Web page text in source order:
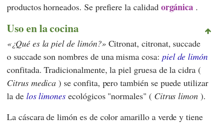
productos horneados. Se prefiere la calidad orgánica .
Uso en la cocina
¿Qué es la piel de limón? Citronat, citronat, succade
o succade son nombres de una misma cosa: piel de limón
confitada. Tradicionalmente, la piel gruesa de la cidra (
Citrus medica ) se confita, pero también se puede utilizar
la de los limones ecológicos "normales" ( Citrus limon ).
La cáscara de limón es de color amarillo a verde y tiene